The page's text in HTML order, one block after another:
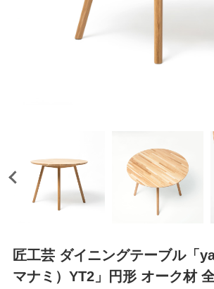
匠工芸 ダイニングテーブル「
マナミ）YT2」円形 オーク材